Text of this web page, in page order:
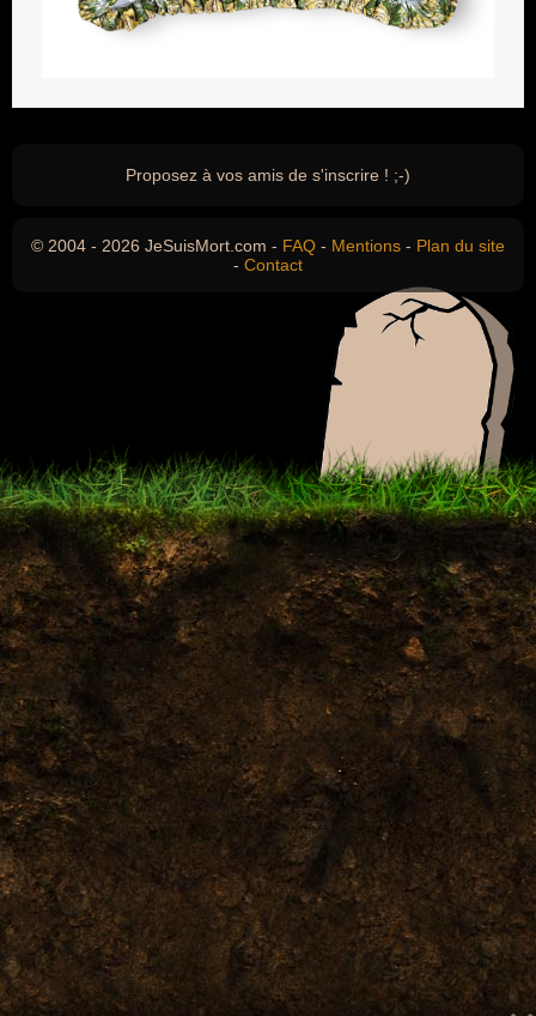
Proposez à vos amis de s'inscrire ! ;-)
© 2004 - 2026 JeSuisMort.com - FAQ - Mentions - Plan du site
- Contact